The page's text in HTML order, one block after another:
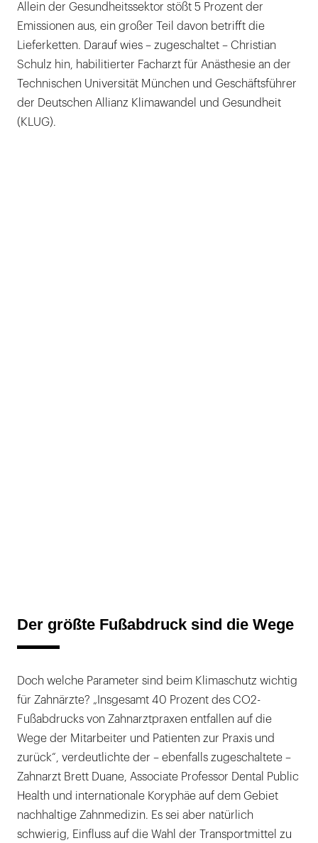
Allein der Gesundheitssektor stößt 5 Prozent der
Emissionen aus, ein großer Teil davon betrifft die
Lieferketten. Darauf wies – zugeschaltet – Christian
Schulz hin, habilitierter Facharzt für Anästhesie an der
Technischen Universität München und Geschäftsführer
der Deutschen Allianz Klimawandel und Gesundheit
(KLUG).
Der größte Fußabdruck sind die Wege
Doch welche Parameter sind beim Klimaschutz wichtig
für Zahnärzte? „Insgesamt 40 Prozent des CO2-
Fußabdrucks von Zahnarztpraxen entfallen auf die
Wege der Mitarbeiter und Patienten zur Praxis und
zurück“, verdeutlichte der – ebenfalls zugeschaltete –
Zahnarzt Brett Duane, Associate Professor Dental Public
Health und internationale Koryphäe auf dem Gebiet
nachhaltige Zahnmedizin. Es sei aber natürlich
schwierig, Einfluss auf die Wahl der Transportmittel zu